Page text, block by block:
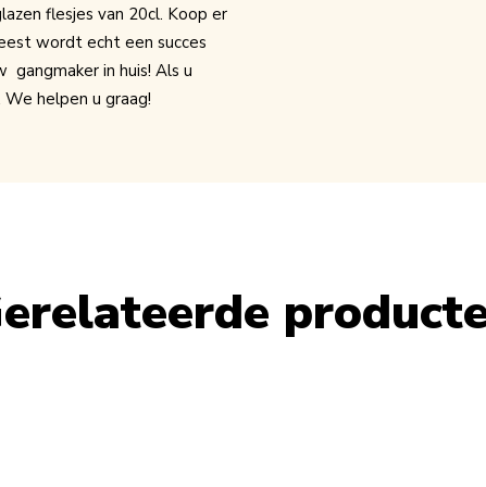
flesjes van 20cl. Koop er
wordt echt een succes
gangmaker in huis! Als u
We helpen u graag!
using the tab key. You can skip the carousel or go straight